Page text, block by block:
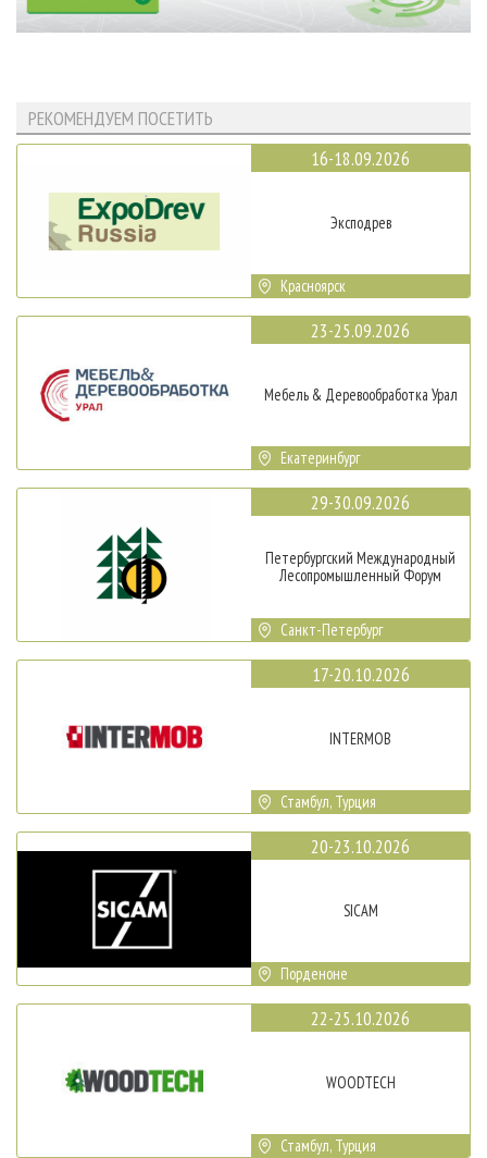
РЕКОМЕНДУЕМ ПОСЕТИТЬ
16-18.09.2026
Эксподрев
Красноярск
23-25.09.2026
Мебель & Деревообработка Урал
Екатеринбург
29-30.09.2026
Петербургский Международный
Лесопромышленный Форум
Санкт-Петербург
17-20.10.2026
INTERMOB
Стамбул, Турция
20-23.10.2026
SICAM
Порденоне
22-25.10.2026
WOODTECH
Стамбул, Турция